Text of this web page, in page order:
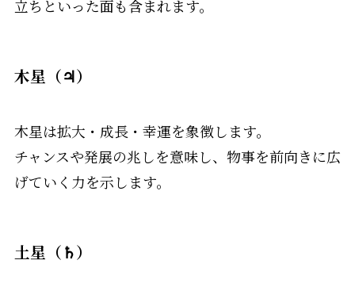
立ちといった面も含まれます。
木星（♃）
木星は拡大・成長・幸運を象徴します。
チャンスや発展の兆しを意味し、物事を前向きに広
げていく力を示します。
土星（♄）